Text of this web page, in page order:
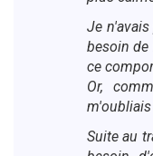
Je
besoin de
ce
Or,
Suite au